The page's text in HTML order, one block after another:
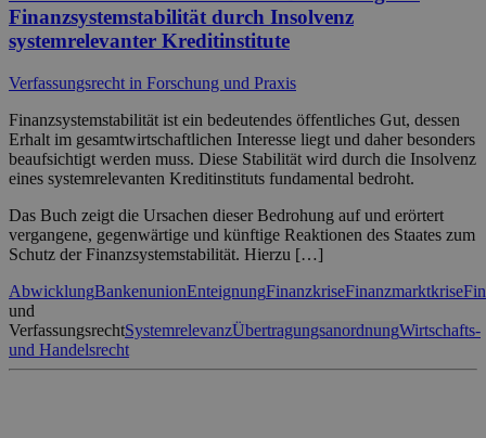
Finanzsystemstabilität durch Insolvenz
systemrelevanter Kreditinstitute
Verfassungsrecht in Forschung und Praxis
Finanzsystemstabilität ist ein bedeutendes öffentliches Gut, dessen
Erhalt im gesamtwirtschaftlichen Interesse liegt und daher besonders
beaufsichtigt werden muss. Diese Stabilität wird durch die Insolvenz
eines systemrelevanten Kreditinstituts fundamental bedroht.
Das Buch zeigt die Ursachen dieser Bedrohung auf und erörtert
vergangene, gegenwärtige und künftige Reaktionen des Staates zum
Schutz der Finanzsystemstabilität. Hierzu […]
AbwicklungBankenunionEnteignungFinanzkriseFinanzmarktkrise
und
VerfassungsrechtSystemrelevanzÜbertragungsanordnungWirtschafts-
und Handelsrecht